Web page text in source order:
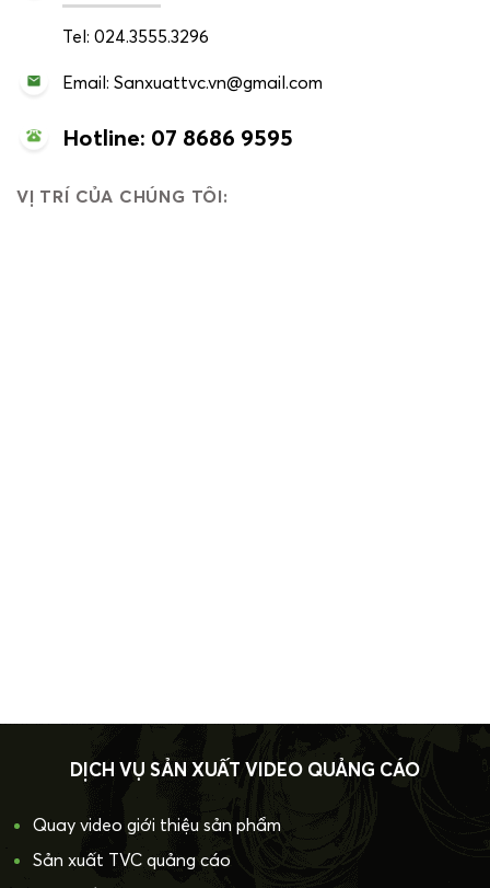
Tel: 024.3555.3296
Email: Sanxuattvc.vn@gmail.com
Hotline: 07 8686 9595
VỊ TRÍ CỦA CHÚNG TÔI:
DỊCH VỤ SẢN XUẤT VIDEO QUẢNG CÁO
Quay video giới thiệu sản phẩm
Sản xuất TVC quảng cáo